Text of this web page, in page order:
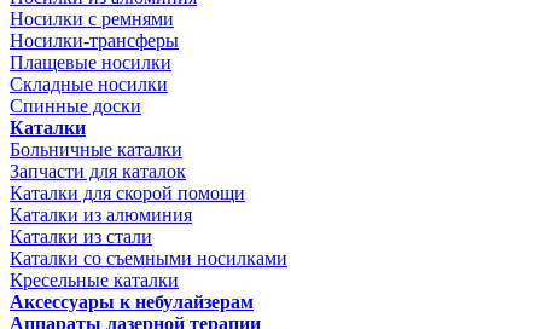
Носилки с ремнями
Носилки-трансферы
Плащевые носилки
Складные носилки
Спинные доски
Каталки
Больничные каталки
Запчасти для каталок
Каталки для скорой помощи
Каталки из алюминия
Каталки из стали
Каталки со съемными носилками
Кресельные каталки
Аксессуары к небулайзерам
Аппараты лазерной терапии